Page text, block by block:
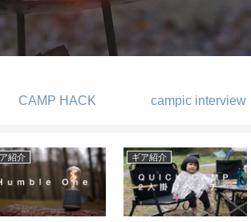
CAMP HACK campic interview
アパレル・小物 キャンプ